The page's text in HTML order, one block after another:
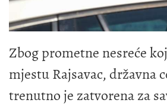
Zbog prometne nesreće
mjestu Rajsavac, državna
trenutno je zatvorena za